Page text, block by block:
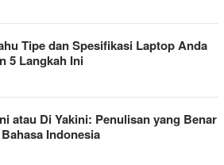
Tipe dan Spesifikasi Laptop Anda
5 Langkah Ini
atau Di Yakini: Penulisan yang Benar
Indonesia